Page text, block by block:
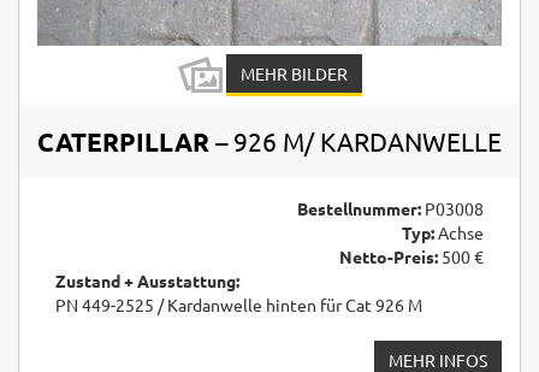
MEHR BILDER
CATERPILLAR – 926 M/ KARDANWELLE
Bestellnummer: P03008
Typ:Achse
Netto-Preis: 500 €
Zustand + Ausstattung:
PN 449-2525 / Kardanwelle hinten für Cat 926 M
MEHR INFOS